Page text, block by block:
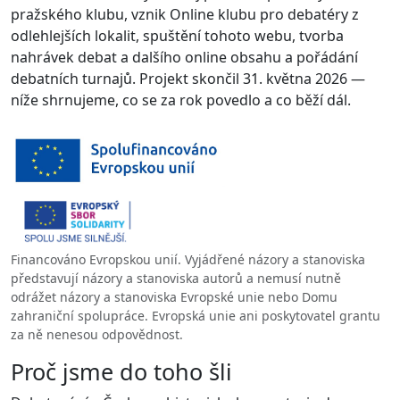
pražského klubu, vznik Online klubu pro debatéry z
odlehlejších lokalit, spuštění tohoto webu, tvorba
nahrávek debat a dalšího online obsahu a pořádání
debatních turnajů. Projekt skončil 31. května 2026 —
níže shrnujeme, co se za rok povedlo a co běží dál.
Financováno Evropskou unií. Vyjádřené názory a stanoviska
představují názory a stanoviska autorů a nemusí nutně
odrážet názory a stanoviska Evropské unie nebo Domu
zahraniční spolupráce. Evropská unie ani poskytovatel grantu
za ně nenesou odpovědnost.
Proč jsme do toho šli